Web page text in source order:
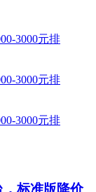
标准版降价